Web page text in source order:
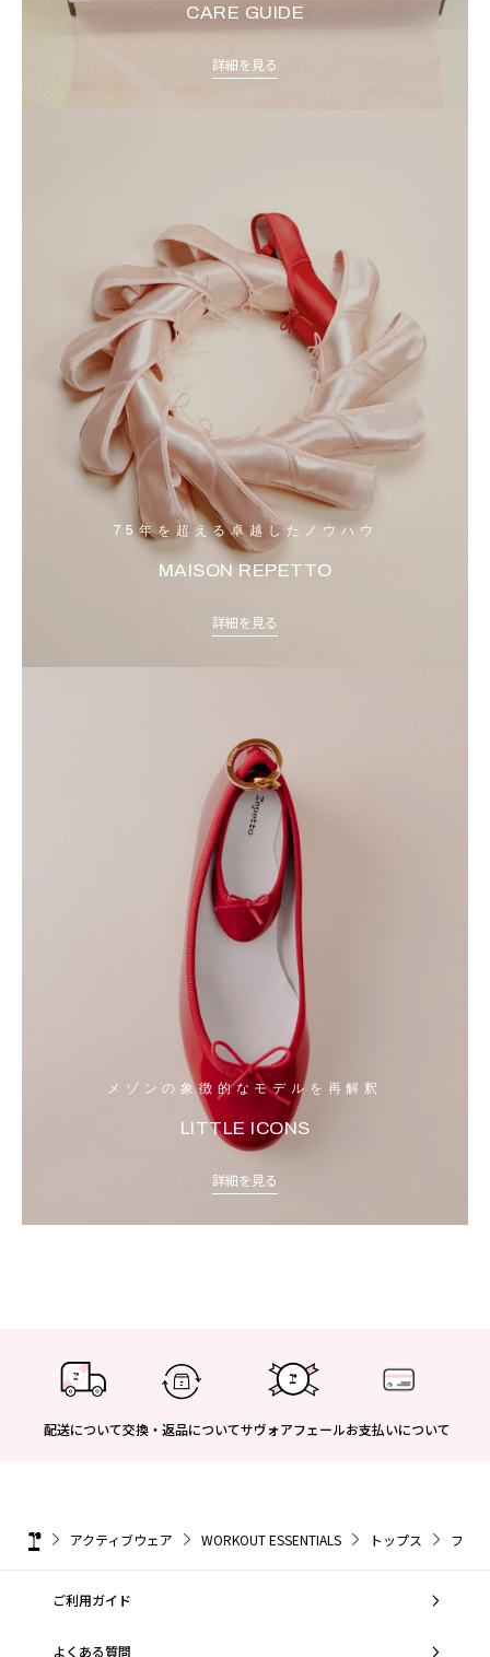
CARE GUIDE
詳細を見る
75年を超える卓越したノウハウ
MAISON REPETTO
詳細を見る
メゾンの象徴的なモデルを再解釈
LITTLE ICONS
詳細を見る
配送について交換・返品についてサヴォアフェールお支払いについて
アクティブウェア WORKOUT ESSENTIALS トップス フリ
ご利用ガイド
よくある質問